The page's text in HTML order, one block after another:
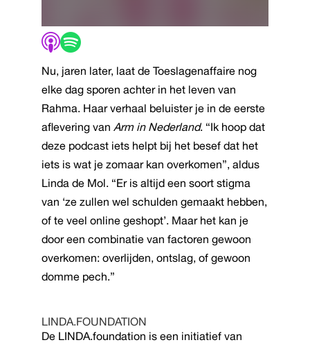
Nu, jaren later, laat de Toeslagenaffaire nog
elke dag sporen achter in het leven van
Rahma. Haar verhaal beluister je in de eerste
aflevering van Arm in Nederland. “Ik hoop dat
deze podcast iets helpt bij het besef dat het
iets is wat je zomaar kan overkomen”, aldus
Linda de Mol. “Er is altijd een soort stigma
van ‘ze zullen wel schulden gemaakt hebben,
of te veel online geshopt’. Maar het kan je
door een combinatie van factoren gewoon
overkomen: overlijden, ontslag, of gewoon
domme pech.”
LINDA.FOUNDATION
De LINDA.foundation is een initiatief van